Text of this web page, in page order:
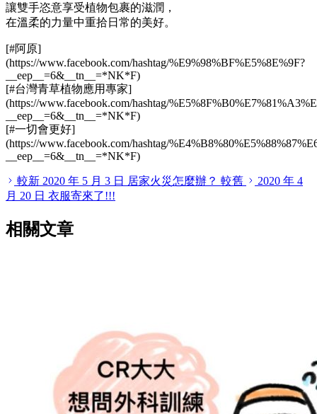
讓雙手恣意享受植物包裹的滋潤，
在溫柔的力量中重拾日常的美好。
[#阿原]
(https://www.facebook.com/hashtag/%E9%98%BF%E5%8E%9F?
eep =6& tn =*NK*F)
[#台灣青草植物應用專家]
(https://www.facebook.com/hashtag/
eep =6& tn =*NK*F)
[#一切會更好]
(https://www.facebook.com/hashtag/
eep =6& tn =*NK*F)
較新 2020 年 5 月 3 日 居家火災怎麼辦？ 較舊
2020 年 4
月 20 日 衣服寄來了!!!
相關文章